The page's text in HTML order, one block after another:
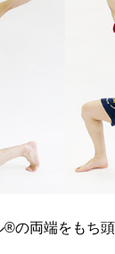
®の両端をもち